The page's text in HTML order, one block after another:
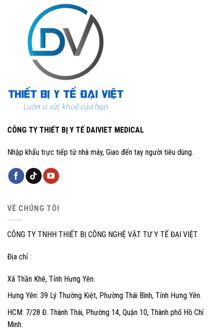
CÔNG TY THIẾT BỊ Y TẾ DAIVIET MEDICAL
Nhập khẩu trực tiếp từ nhà máy, Giao đến tay người tiêu dùng.
VỀ CHÚNG TÔI
CÔNG TY TNHH THIẾT BỊ CÔNG NGHỆ VẬT TƯ Y TẾ ĐẠI VIỆT
Địa chỉ :
Xã Thần Khê, Tỉnh Hưng Yên.
Hưng Yên: 39 Lý Thường Kiệt, Phường Thái Bình, Tỉnh Hưng Yên.
HCM: 7/28 Đ. Thành Thái, Phường 14, Quận 10, Thành phố Hồ Chí
Minh.